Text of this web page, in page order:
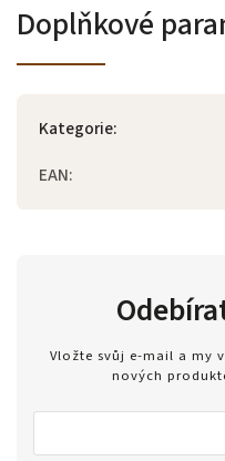
Doplňkové
Kategorie:
EAN:
Vložte svůj e-mail a my
nových